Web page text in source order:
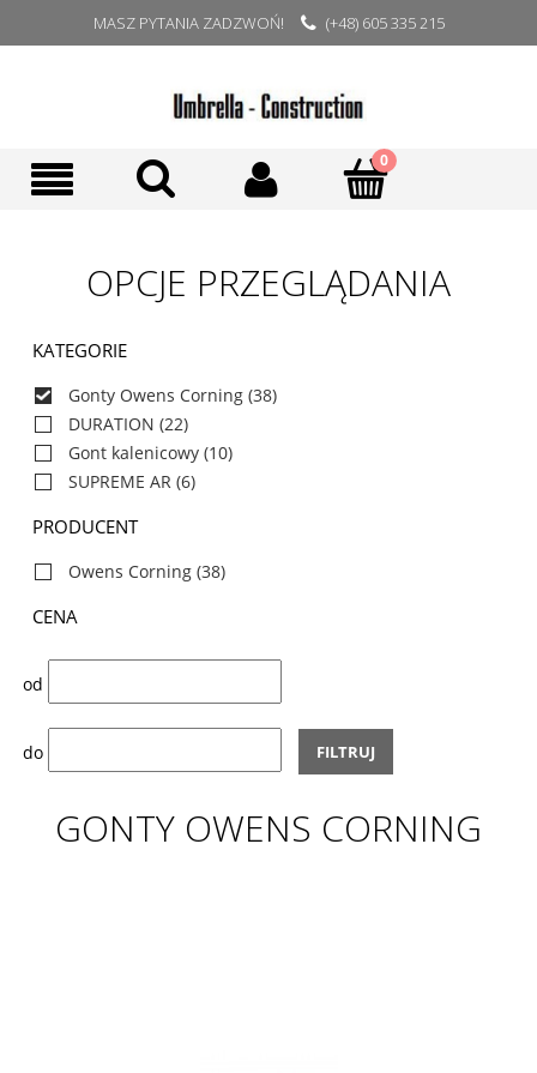
MASZ PYTANIA ZADZWOŃ! (+48) 605 335 215
OPCJE PRZEGLĄDANIA
KATEGORIE
Gonty Owens Corning (38)
DURATION (22)
Gont kalenicowy (10)
SUPREME AR (6)
PRODUCENT
Owens Corning (38)
CENA
od
do FILTRUJ
GONTY OWENS CORNING